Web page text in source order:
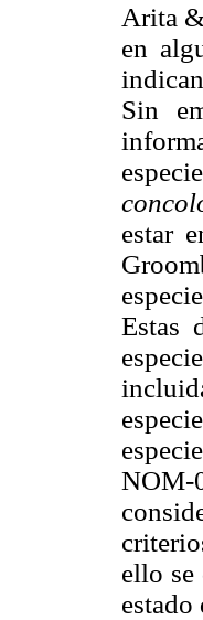
Arita
en
Sin
estar
Estas
ello se
estado